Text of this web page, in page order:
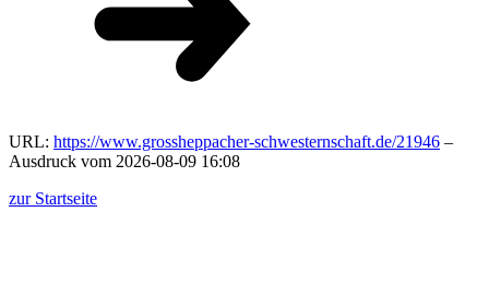
URL: https://www.grossheppacher-schwesternschaft.de/21946 –
Ausdruck vom 2026-08-09 16:08
zur Startseite